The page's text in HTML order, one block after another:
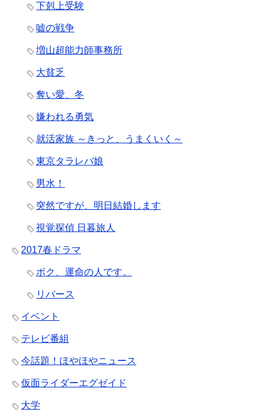
下剋上受験
嘘の戦争
増山超能力師事務所
大貧乏
奪い愛、冬
嫌われる勇気
就活家族 ～きっと、うまくいく～
東京タラレバ娘
男水！
突然ですが、明日結婚します
視覚探偵 日暮旅人
2017春ドラマ
ボク、運命の人です。
リバース
イベント
テレビ番組
今話題！ほやほやニュース
仮面ライダーエグゼイド
大学